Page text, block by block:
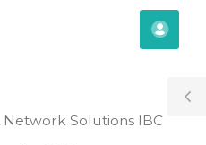
Solutions IBC